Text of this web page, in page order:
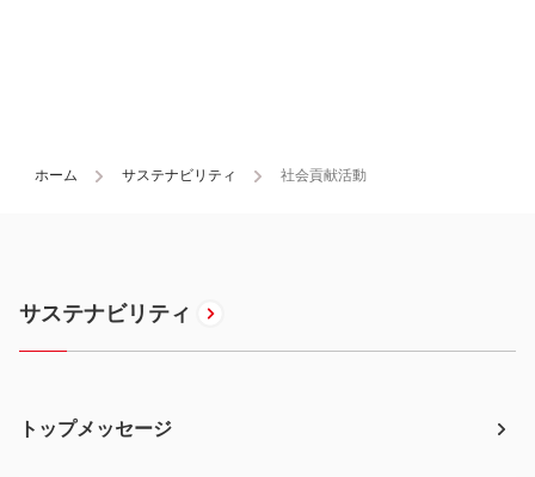
ホーム サステナビリティ 社会貢献活動
サステナビリティ
トップメッセージ